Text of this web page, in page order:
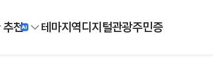
추천 테마지역디지털관광주민증